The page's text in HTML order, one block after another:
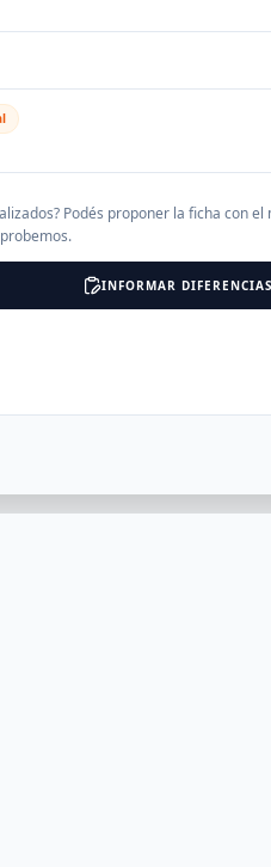
Error al
Podés proponer la ficha con
INFORMAR